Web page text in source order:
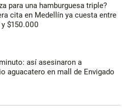
para una hamburguesa triple?
cita en Medellín ya cuesta entre
$150.000
así asesinaron a
aguacatero en mall de Envigado